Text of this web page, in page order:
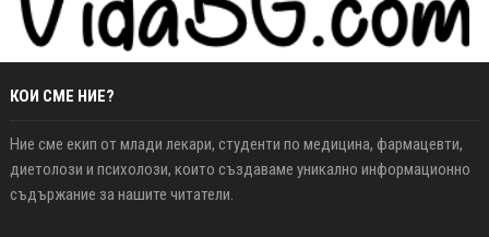
КОИ СМЕ НИЕ?
Ние сме екип от млади лекари, студенти по медицина, фармацевти,
диетолози и психолози, които създаваме уникално информационно
съдържание за нашите читатели.